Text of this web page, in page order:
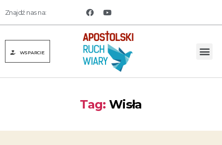
Znajdź nas na:
WSPARCIE
Tag: Wisła